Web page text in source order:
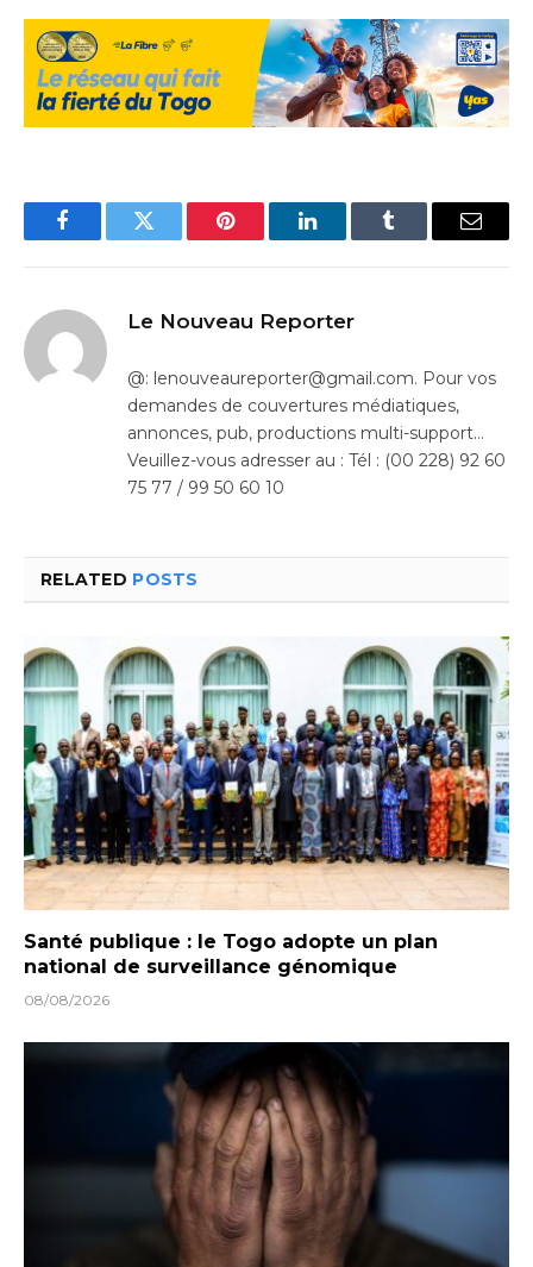
FacebookTwitter Pinterest LinkedInTumblr Email
Le Nouveau Reporter
@: lenouveaureporter@gmail.com. Pour vos
demandes de couvertures médiatiques,
annonces, pub, productions multi-support…
Veuillez-vous adresser au : Tél : (00 228) 92 60
75 77 / 99 50 60 10
RELATED POSTS
Santé publique : le Togo adopte un plan
national de surveillance génomique
08/08/2026